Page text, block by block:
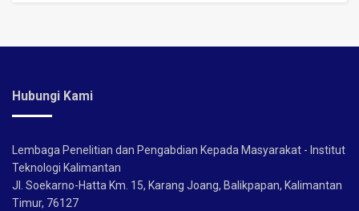
Hubungi Kami
Lembaga Penelitian dan Pengabdian Kepada Masyarakat - Institut
Teknologi Kalimantan
Jl. Soekarno-Hatta Km. 15, Karang Joang, Balikpapan, Kalimantan
Timur, 76127